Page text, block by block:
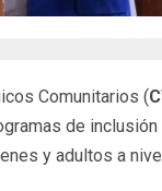
Comunitarios (
de
y adultos a